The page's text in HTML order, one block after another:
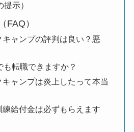
示）
FAQ）
キャンプの評判は良い？悪
も転職できますか？
キャンプは炎上したって本当
練給付金は必ずもらえます